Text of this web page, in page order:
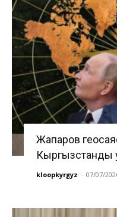
Жапаров
Кыргызстанды
kloopkyrgyz - 07/07/